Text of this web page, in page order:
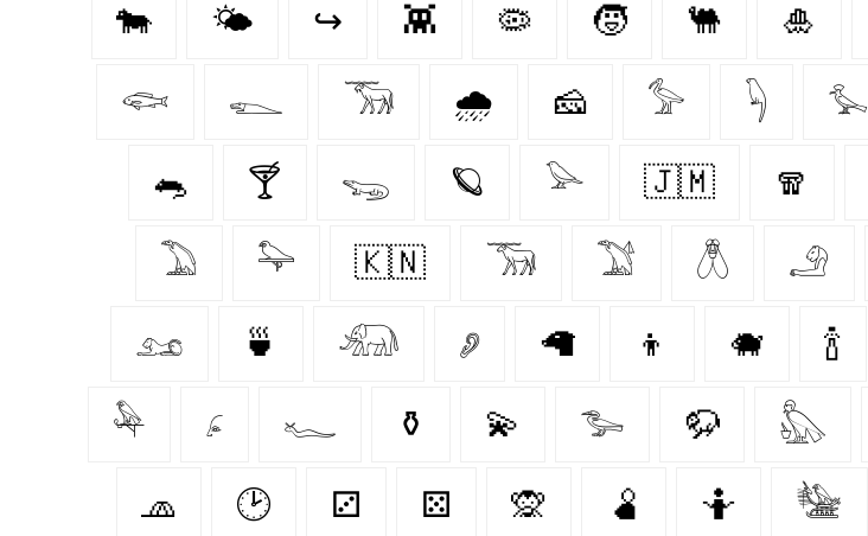
🐄 🌤️ ↪ 👾 🦠 🧒 🐫 🎍
𓆟 𓆍 𓃝 🌧️ 🧀 𓅞 𓆐 𓅙
🐀 🍸 𓆌 🪐 𓅪 🇯🇲 🧣
𓅐 𓅍 🇰🇳 𓃞 𓅑 𓆦 𓄂
𓃭 🍵 𓃰 𓂈 🦙 👦 🐗 🍾
𓅆 𓂊 𓆑 ⚱️ 💫 𓅧 🦬 𓅽
🧢 🕑 ⚂ ⚄ 🙊 🫄 🤷 𓅋